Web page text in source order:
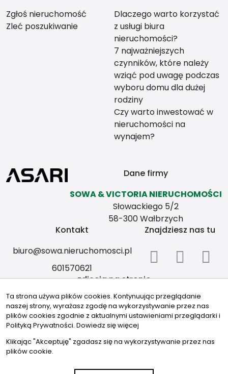
Zgłoś nieruchomość
Zleć poszukiwanie
Dlaczego warto korzystać
z usługi biura
nieruchomości?
7 najważniejszych
czynników, które należy
wziąć pod uwagę podczas
wyboru domu dla dużej
rodziny
Czy warto inwestować w
nieruchomości na
wynajem?
Dane firmy
SOWA & VICTORIA NIERUCHOMOŚCI
Słowackiego 5/2
58-300 Wałbrzych
Kontakt
biuro@sowa.nieruchomosci.pl
601570621
Znajdziesz nas tu
zdjęcia na stronie
1.płot w górach
Obraz autorstwa Oleksandr Ryzhkov
na Freepik
2. sztuka wiejski krajobraz
Obraz autorstwa wirestock
Ta strona używa plików cookies. Kontynuując przeglądanie
naszej strony, wyrażasz zgodę na wykorzystywanie przez nas
plików cookies zgodnie z aktualnymi ustawieniami przeglądarki i
Polityką Prywatności. Dowiedz się więcej
Klikając "Akceptuję" zgadasz się na wykorzystywanie przez nas
plików cookie.